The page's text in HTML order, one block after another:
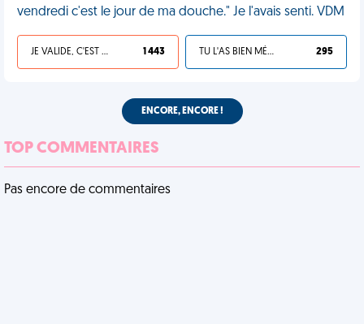
vendredi c'est le jour de ma douche." Je l'avais senti. VDM
JE VALIDE, C'EST UNE VDM 1 443 TU L'AS BIEN MÉRITÉ 295
ENCORE, ENCORE !
TOP COMMENTAIRES
Pas encore de commentaires